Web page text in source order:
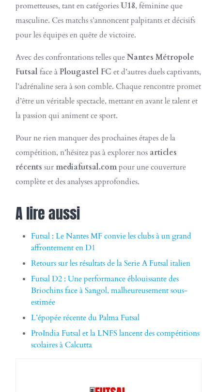
prometteuses, tant en catégoriesU18, féminine que
masculine. Ces matchs s’annoncent palpitants et décisifs
pour les équipes en quête de victoire.
Avec des confrontations telles queNantes Métropole
Futsal face àPlougastel FC et d’autres duels captivants,
l’adrénaline sera à son comble. Chaque rencontre promet
d’être un véritable spectacle, mettant en avant le talent et
la passion qui animent ce sport.
Pour ne rien manquer des prochaines étapes de la
compétition, n’hésitez pas à explorer nos articles
récents sur mediafutsal.compour une couverture
complète et des analyses approfondies.
A lire aussi
Futsal : Le Nantes MF convie les clubs à un grand
affrontement en D1
Retours sur les résultats de la Serie A Futsal italien
Futsal D2 : Une performance éblouissante des
Briochins face à Sangol, malheureusement sous-
estimée
L’épopée récente du Palma Futsal
ProIndia Futsal et la LNFS lancent des compétitions
scolaires à Calcutta